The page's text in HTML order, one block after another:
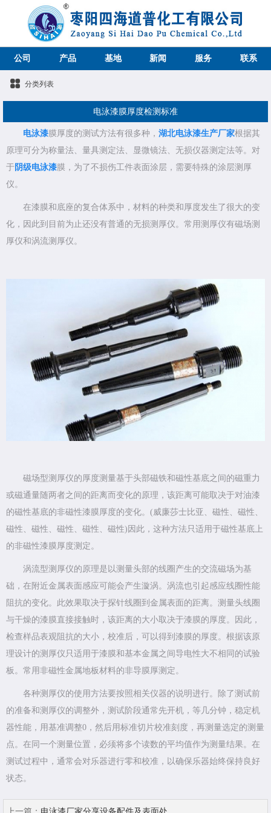
公司 产品 基地 新闻 服务 联系
分类列表
电泳漆膜厚度检测标准
电泳漆膜厚度的测试方法有很多种， 湖北电泳漆生产厂家根据其
原理可分为称量法、量具测定法、显微镜法、无损仪器测定法等。对
于 阴级电泳漆膜，为了不损伤工件表面涂层，需要特殊的涂层测厚
仪。
在漆膜和底座的复合体系中，材料的种类和厚度发生了很大的变
化，因此到目前为止还没有普通的无损测厚仪。常用测厚仪有磁场测
厚仪和涡流测厚仪。
磁场型测厚仪的厚度测量基于头部磁铁和磁性基底之间的磁重力
或磁通量随两者之间的距离而变化的原理，该距离可能取决于对油漆
的磁性基底的非磁性漆膜厚度的变化。(威廉莎士比亚、磁性、磁性、
磁性、磁性、磁性、磁性、磁性)因此，这种方法只适用于磁性基底上
的非磁性漆膜厚度测定。
涡流型测厚仪的原理是以测量头部的线圈产生的交流磁场为基
础，在附近金属表面感应可能会产生漩涡。涡流也引起感应线圈性能
阻抗的变化。此效果取决于探针线圈到金属表面的距离。测量头线圈
与干燥的漆膜直接接触时，该距离的大小取决于漆膜的厚度。因此，
检查样品表观阻抗的大小，校准后，可以得到漆膜的厚度。根据该原
理设计的测厚仪只适用于漆膜和基本金属之间导电性大不相同的试验
板。常用非磁性金属地板材料的非导膜厚测定。
各种测厚仪的使用方法要按照相关仪器的说明进行。除了测试前
的准备和测厚仪的调整外，测试阶段通常先开机，等几分钟，稳定机
器性能，用基准调整0，然后用标准切片校准刻度，再测量选定的测量
点。在同一个测量位置，必须将多个读数的平均值作为测量结果。在
测试过程中，通常会对乐器进行零和校准，以确保乐器始终保持良好
状态。